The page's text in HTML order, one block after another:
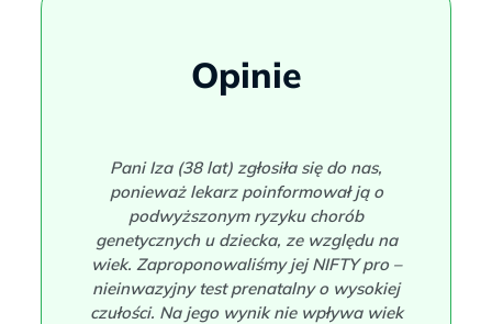
Opinie
Pani Iza (38 lat) zgłosiła się do nas,
ponieważ lekarz poinformował ją o
podwyższonym ryzyku chorób
genetycznych u dziecka, ze względu na
wiek. Zaproponowaliśmy jej NIFTY pro –
nieinwazyjny test prenatalny o wysokiej
czułości. Na jego wynik nie wpływa wiek